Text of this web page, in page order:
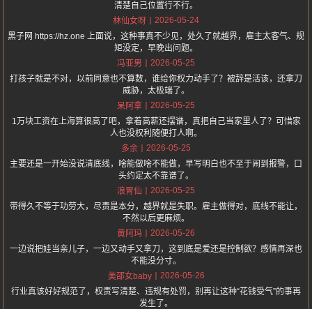
清楚自己位置行不行。
林仙女呀
2026-05-24
黑子网 https://hz.one 上面说，这种事真不少见，处久了就越界，雇主太客气、规
矩没定，早晚出问题。
冯亚男
2026-05-25
打孩子就是不对，以前同意也不算数，谁给你权力动手了？被辞是活该，还拿刀
威胁，太极端了。
呆阿拿
2026-05-25
1万块工资在上海算很高了吧，拿着高薪还摆谱，真把自己当家里人了？可惜家
人也没权利随便打人啊。
多余
2026-05-25
主要还是一开始没说清底线，啥能做啥不能做，早写明白也不至于闹到报警，口
头约定太不靠谱了。
浪胃仙
2026-05-25
带得久不等于功劳大，尽责是本分，越界就是失职。雇主做得对，底线不能让，
不然以后更麻烦。
黄阿玛
2026-05-26
一边说把娃当亲儿子，一边又动手又拿刀，这到底是爱还是控制欲？感情再深也
不能没分寸。
美邵女baby
2026-05-26
行业真该好好规范了，权责写清楚、违规有处罚，别再让这种“花钱受气”的事再
发生了。